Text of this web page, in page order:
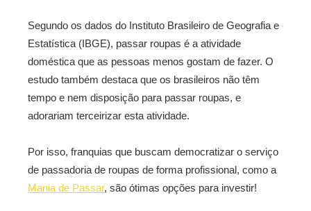
Segundo os dados do Instituto Brasileiro de Geografia e
Estatística (IBGE), passar roupas é a atividade
doméstica que as pessoas menos gostam de fazer. O
estudo também destaca que os brasileiros não têm
tempo e nem disposição para passar roupas, e
adorariam terceirizar esta atividade.
Por isso, franquias que buscam democratizar o serviço
de passadoria de roupas de forma profissional, como a
Mania de Passar, são ótimas opções para investir!